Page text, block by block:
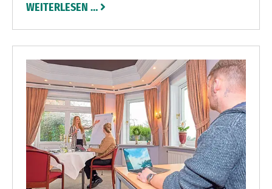
tatsächlichen Warenwert der Produkte aus dem
Einkaufswagen, die zur Wiedereröffnung des
Rewe-Marktes am Landratspark geschätzt
werden sollten. Als Gewinn überreichte ihnen
Marktleiterin Jessica Bendfeldt jetzt den Inhalt
des Einkaufswagens. Anita Petersen schätzte den
Wert auf 90 Euro und gewann damit einen
Präsentkorb als zweiten Preis. Mit dem Tipp von
89,99 Euro gewann Anita Schröder einen
Einkaufsgutschein im Wert von 50 Euro.
WEITERLESEN …